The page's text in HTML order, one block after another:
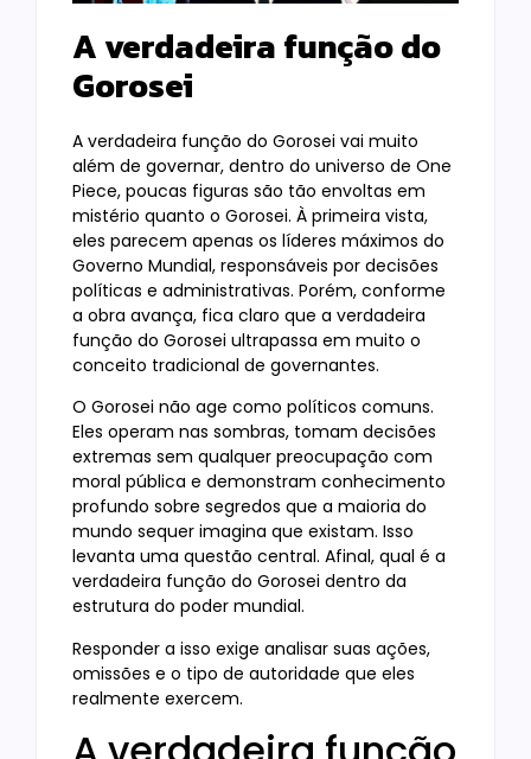
A verdadeira função do
Gorosei
A verdadeira função do Gorosei vai muito
além de governar, dentro do universo de One
Piece, poucas figuras são tão envoltas em
mistério quanto o Gorosei. À primeira vista,
eles parecem apenas os líderes máximos do
Governo Mundial, responsáveis por decisões
políticas e administrativas. Porém, conforme
a obra avança, fica claro que a verdadeira
função do Gorosei ultrapassa em muito o
conceito tradicional de governantes.
O Gorosei não age como políticos comuns.
Eles operam nas sombras, tomam decisões
extremas sem qualquer preocupação com
moral pública e demonstram conhecimento
profundo sobre segredos que a maioria do
mundo sequer imagina que existam. Isso
levanta uma questão central. Afinal, qual é a
verdadeira função do Gorosei dentro da
estrutura do poder mundial.
Responder a isso exige analisar suas ações,
omissões e o tipo de autoridade que eles
realmente exercem.